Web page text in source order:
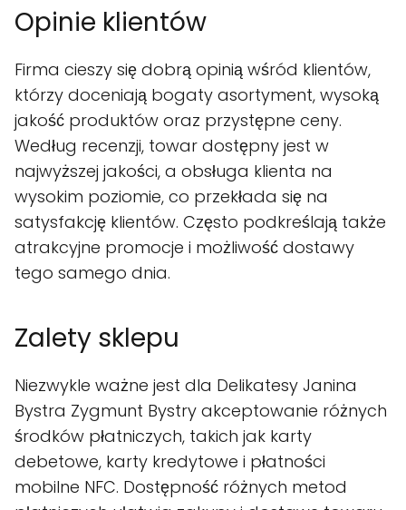
Opinie klientów
Firma cieszy się dobrą opinią wśród klientów,
którzy doceniają bogaty asortyment, wysoką
jakość produktów oraz przystępne ceny.
Według recenzji, towar dostępny jest w
najwyższej jakości, a obsługa klienta na
wysokim poziomie, co przekłada się na
satysfakcję klientów. Często podkreślają także
atrakcyjne promocje i możliwość dostawy
tego samego dnia.
Zalety sklepu
Niezwykle ważne jest dla Delikatesy Janina
Bystra Zygmunt Bystry akceptowanie różnych
środków płatniczych, takich jak karty
debetowe, karty kredytowe i płatności
mobilne NFC. Dostępność różnych metod